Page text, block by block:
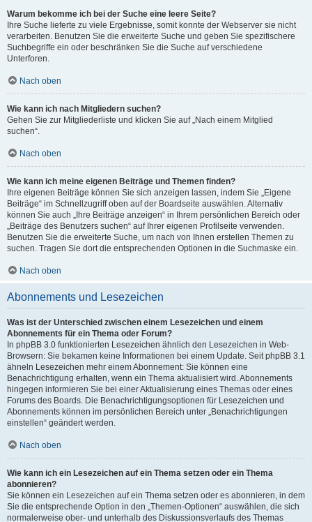
Warum bekomme ich bei der Suche eine leere Seite?
Ihre Suche lieferte zu viele Ergebnisse, somit konnte der Webserver sie nicht
verarbeiten. Benutzen Sie die erweiterte Suche und geben Sie spezifischere
Suchbegriffe ein oder beschränken Sie die Suche auf verschiedene
Unterforen.
Nach oben
Wie kann ich nach Mitgliedern suchen?
Gehen Sie zur Mitgliederliste und klicken Sie auf „Nach einem Mitglied
suchen“.
Nach oben
Wie kann ich meine eigenen Beiträge und Themen finden?
Ihre eigenen Beiträge können Sie sich anzeigen lassen, indem Sie „Eigene
Beiträge“ im Schnellzugriff oben auf der Boardseite auswählen. Alternativ
können Sie auch „Ihre Beiträge anzeigen“ in Ihrem persönlichen Bereich oder
„Beiträge des Benutzers suchen“ auf Ihrer eigenen Profilseite verwenden.
Benutzen Sie die erweiterte Suche, um nach von Ihnen erstellen Themen zu
suchen. Tragen Sie dort die entsprechenden Optionen in die Suchmaske ein.
Nach oben
Abonnements und Lesezeichen
Was ist der Unterschied zwischen einem Lesezeichen und einem
Abonnements für ein Thema oder Forum?
In phpBB 3.0 funktionierten Lesezeichen ähnlich den Lesezeichen in Web-
Browsern: Sie bekamen keine Informationen bei einem Update. Seit phpBB 3.1
ähneln Lesezeichen mehr einem Abonnement: Sie können eine
Benachrichtigung erhalten, wenn ein Thema aktualisiert wird. Abonnements
hingegen informieren Sie bei einer Aktualisierung eines Themas oder eines
Forums des Boards. Die Benachrichtigungsoptionen für Lesezeichen und
Abonnements können im persönlichen Bereich unter „Benachrichtigungen
einstellen“ geändert werden.
Nach oben
Wie kann ich ein Lesezeichen auf ein Thema setzen oder ein Thema
abonnieren?
Sie können ein Lesezeichen auf ein Thema setzen oder es abonnieren, in dem
Sie die entsprechende Option in den „Themen-Optionen“ auswählen, die sich
normalerweise ober- und unterhalb des Diskussionsverlaufs des Themas